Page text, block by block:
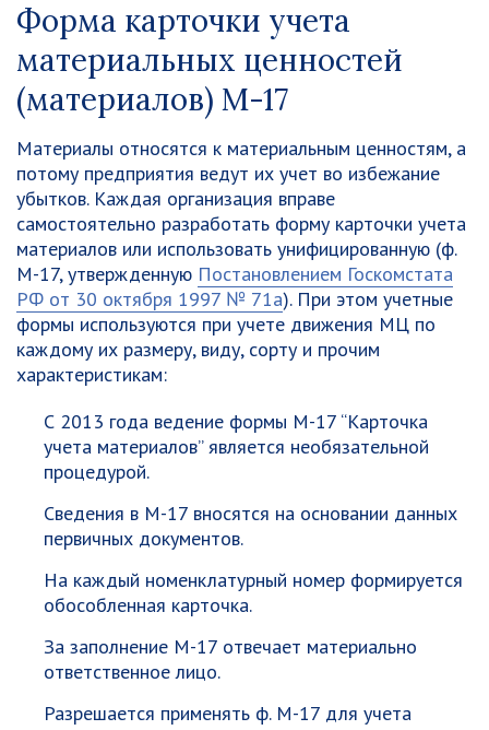
Форма карточки учета
материальных ценностей
(материалов) М-17
Материалы относятся к материальным ценностям, а
потому предприятия ведут их учет во избежание
убытков. Каждая организация вправе
самостоятельно разработать форму карточки учета
материалов или использовать унифицированную (ф.
М-17, утвержденную Постановлением Госкомстата
РФ от 30 октября 1997 № 71а). При этом учетные
формы используются при учете движения МЦ по
каждому их размеру, виду, сорту и прочим
характеристикам:
С 2013 года ведение формы М-17 “Карточка
учета материалов” является необязательной
процедурой.
Сведения в М-17 вносятся на основании данных
первичных документов.
На каждый номенклатурный номер формируется
обособленная карточка.
За заполнение М-17 отвечает материально
ответственное лицо.
Разрешается применять ф. М-17 для учета